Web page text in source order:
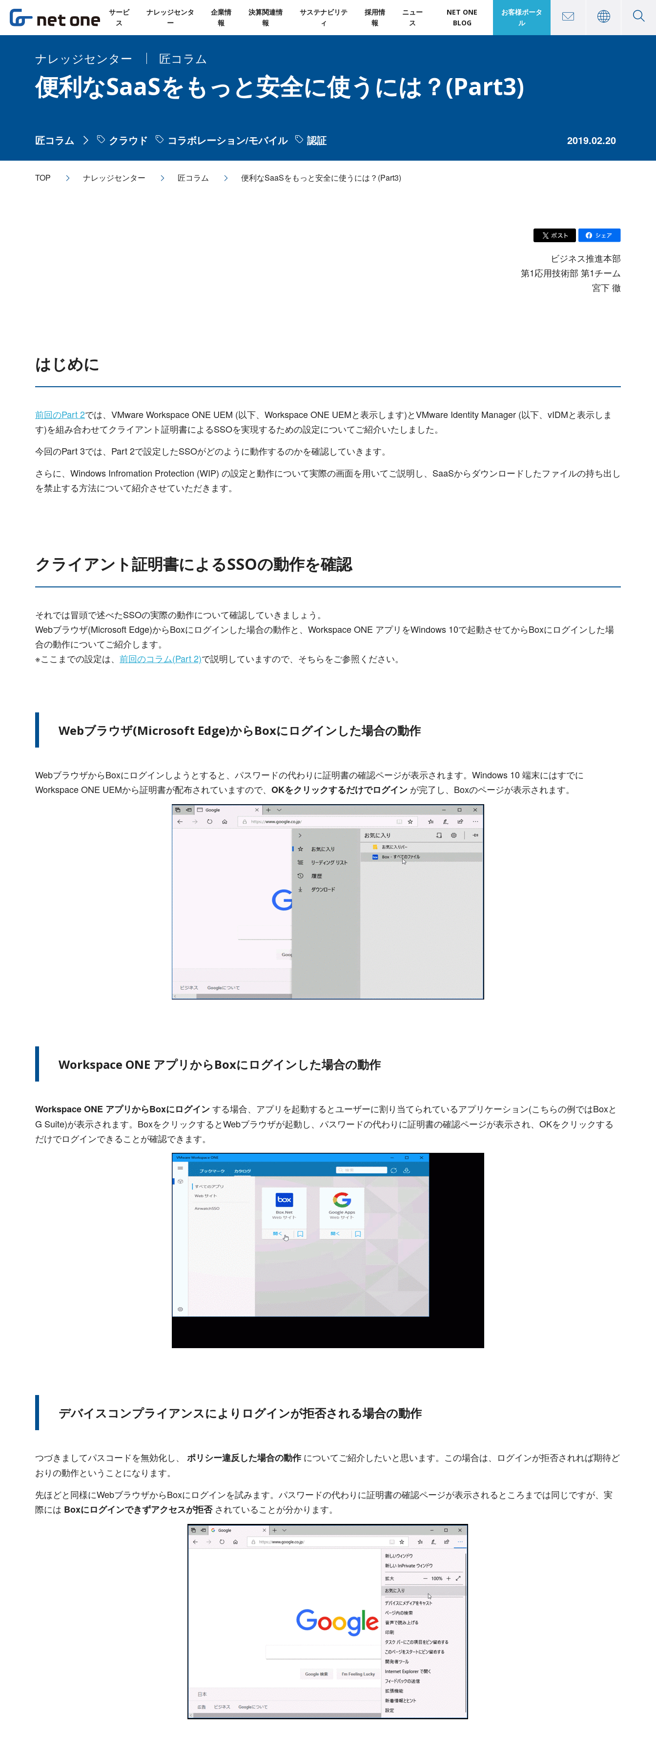
サービ
ス
ナレッジセンタ
ー
企業情
報
決算関連情
報
サステナビリテ
ィ
採用情
報
ニュー
ス
NET ONE
BLOG
お客様ポータ
ル
ナレッジセンター 匠コラム
便利なSaaSをもっと安全に使うには？(Part3)
匠コラム クラウド コラボレーション/モバイル 認証 2019.02.20
TOP ナレッジセンター 匠コラム 便利なSaaSをもっと安全に使うには？(Part3)
ビジネス推進本部
第1応用技術部 第1チーム
宮下 徹
はじめに
前回のPart 2では、VMware Workspace ONE UEM (以下、Workspace ONE UEMと表示します)とVMware Identity Manager (以下、vIDMと表示しま
す)を組み合わせてクライアント証明書によるSSOを実現するための設定についてご紹介いたしました。
今回のPart 3では、Part 2で設定したSSOがどのように動作するのかを確認していきます。
さらに、Windows Infromation Protection (WIP) の設定と動作について実際の画面を用いてご説明し、SaaSからダウンロードしたファイルの持ち出し
を禁止する方法について紹介させていただきます。
クライアント証明書によるSSOの動作を確認
それでは冒頭で述べたSSOの実際の動作について確認していきましょう。
Webブラウザ(Microsoft Edge)からBoxにログインした場合の動作と、Workspace ONE アプリをWindows 10で起動させてからBoxにログインした場
合の動作についてご紹介します。
※ここまでの設定は、 前回のコラム(Part 2)で説明していますので、そちらをご参照ください。
Webブラウザ(Microsoft Edge)からBoxにログインした場合の動作
WebブラウザからBoxにログインしようとすると、パスワードの代わりに証明書の確認ページが表示されます。Windows 10 端末にはすでに
Workspace ONE UEMから証明書が配布されていますので、 OKをクリックするだけでログイン が完了し、Boxのページが表示されます。
Workspace ONE アプリからBoxにログインした場合の動作
Workspace ONE アプリからBoxにログインする場合、アプリを起動するとユーザーに割り当てられているアプリケーション(こちらの例ではBoxと
G Suite)が表示されます。BoxをクリックするとWebブラウザが起動し、パスワードの代わりに証明書の確認ページが表示され、OKをクリックする
だけでログインできることが確認できます。
デバイスコンプライアンスによりログインが拒否される場合の動作
つづきましてパスコードを無効化し、 ポリシー違反した場合の動作 についてご紹介したいと思います。この場合は、ログインが拒否されれば期待ど
おりの動作ということになります。
先ほどと同様にWebブラウザからBoxにログインを試みます。パスワードの代わりに証明書の確認ページが表示されるところまでは同じですが、実
際には Boxにログインできずアクセスが拒否 されていることが分かります。